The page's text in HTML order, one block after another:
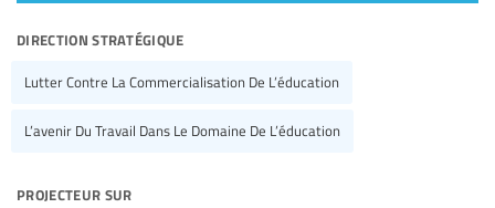
direction stratégique
Lutter Contre La Commercialisation De L’éducation
L’avenir Du Travail Dans Le Domaine De L’éducation
projecteur sur